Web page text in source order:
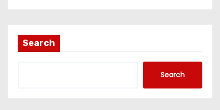
Search
Search